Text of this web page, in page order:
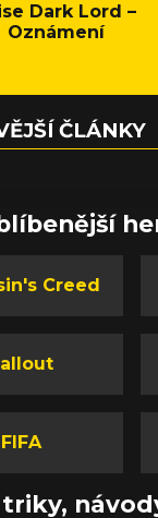
Dark Lord –
Oznámení
ČLÁNKY
Creed
FIFA
triky,